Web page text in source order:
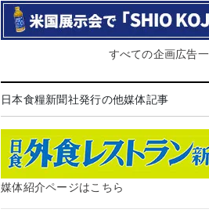
すべての企画広告
日本食糧新聞社発行の他媒体記事
媒体紹介ページはこちら